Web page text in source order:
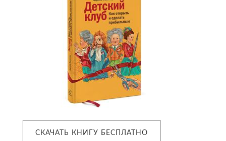
Sidebar
СКАЧАТЬ КНИГУ БЕСПЛАТНО